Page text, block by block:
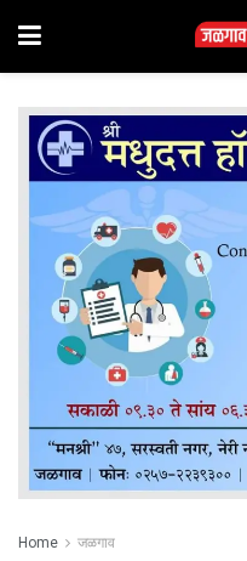
Home जळगाव